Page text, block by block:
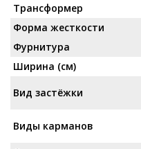
Трансформер
Форма жесткости
Фурнитура
Ширина (см)
Вид застёжки
Виды карманов